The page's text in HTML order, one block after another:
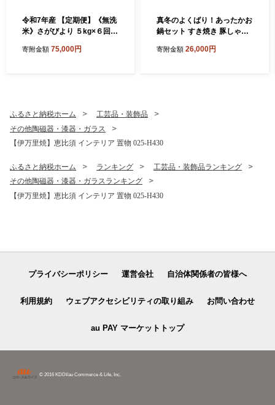
令和7年産 【定期便】《無洗
米》さがびより ５kg×６回
寄附金額 75,000円
真冬のよくばり！あったかお
鍋セット すき焼き 豚しゃぶ
寄附金額 26,000円
ふるさと納税ホーム
工芸品・装飾品
その他陶磁器・漆器・ガラス
【伊万里焼】恵比須 インテリア 置物 025-H430
ふるさと納税ホーム ランキング
工芸品・装飾品ランキング
その他陶磁器・漆器・ガラスランキング
【伊万里焼】恵比須 インテリア 置物 025-H430
プライバシーポリシー 運営会社 自治体関係者の皆様へ
利用規約 ウェブアクセシビリティの取り組み お問い合わせ
au PAY マーケットトップ
© 2016 KDDI/au Commerce & Life, Inc.